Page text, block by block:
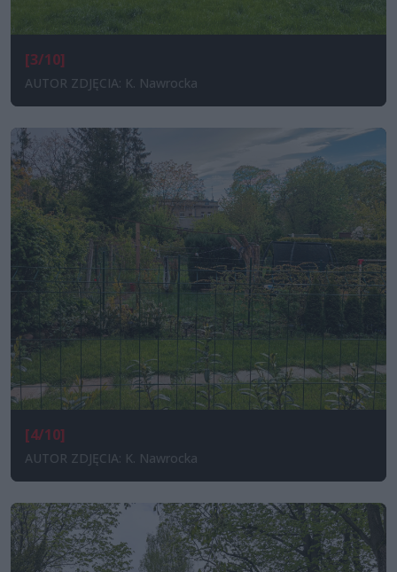
[3/10]
AUTOR ZDJĘCIA: K. Nawrocka
[4/10]
AUTOR ZDJĘCIA: K. Nawrocka